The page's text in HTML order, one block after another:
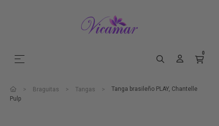
Navegación de palanca
☰ 0
Braguitas Tangas
Tanga brasileño PLAY, Chantelle
Pulp